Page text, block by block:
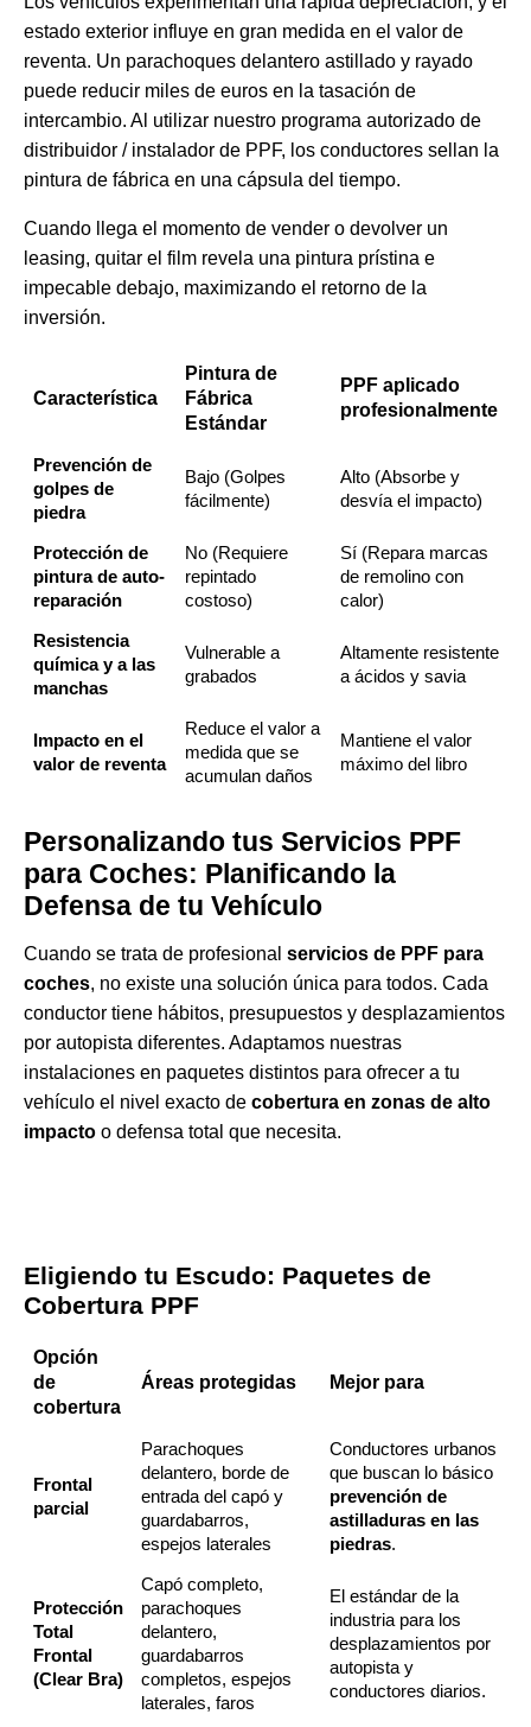
estado exterior influye en gran medida en el valor de
reventa. Un parachoques delantero astillado y rayado
puede reducir miles de euros en la tasación de
intercambio. Al utilizar nuestro programa autorizado de
distribuidor / instalador de PPF, los conductores sellan la
pintura de fábrica en una cápsula del tiempo.
Cuando llega el momento de vender o devolver un
leasing, quitar el film revela una pintura prístina e
impecable debajo, maximizando el retorno de la
inversión.
Característica
Pintura de
Fábrica
Estándar
PPF aplicado
profesionalmente
Prevención de
golpes de
piedra
Bajo (Golpes
fácilmente)
Alto (Absorbe y
desvía el impacto)
Protección de
pintura de auto-
reparación
No (Requiere
repintado
costoso)
Sí (Repara marcas
de remolino con
calor)
Resistencia
química y a las
manchas
Vulnerable a
grabados
Altamente resistente
a ácidos y savia
Impacto en el
valor de reventa
Reduce el valor a
medida que se
acumulan daños
Mantiene el valor
máximo del libro
Personalizando tus Servicios PPF
para Coches: Planificando la
Defensa de tu Vehículo
Cuando se trata de profesional servicios de PPF para
coches, no existe una solución única para todos. Cada
conductor tiene hábitos, presupuestos y desplazamientos
por autopista diferentes. Adaptamos nuestras
instalaciones en paquetes distintos para ofrecer a tu
vehículo el nivel exacto de cobertura en zonas de alto
impacto o defensa total que necesita.
Eligiendo tu Escudo: Paquetes de
Cobertura PPF
Opción
de
cobertura
Áreas protegidas Mejor para
Frontal
parcial
Parachoques
delantero, borde de
entrada del capó y
guardabarros,
espejos laterales
Conductores urbanos
que buscan lo básico
prevención de
astilladuras en las
piedras.
Protección
Total
Frontal
(Clear Bra)
Capó completo,
parachoques
delantero,
guardabarros
completos, espejos
laterales, faros
El estándar de la
industria para los
desplazamientos por
autopista y
conductores diarios.